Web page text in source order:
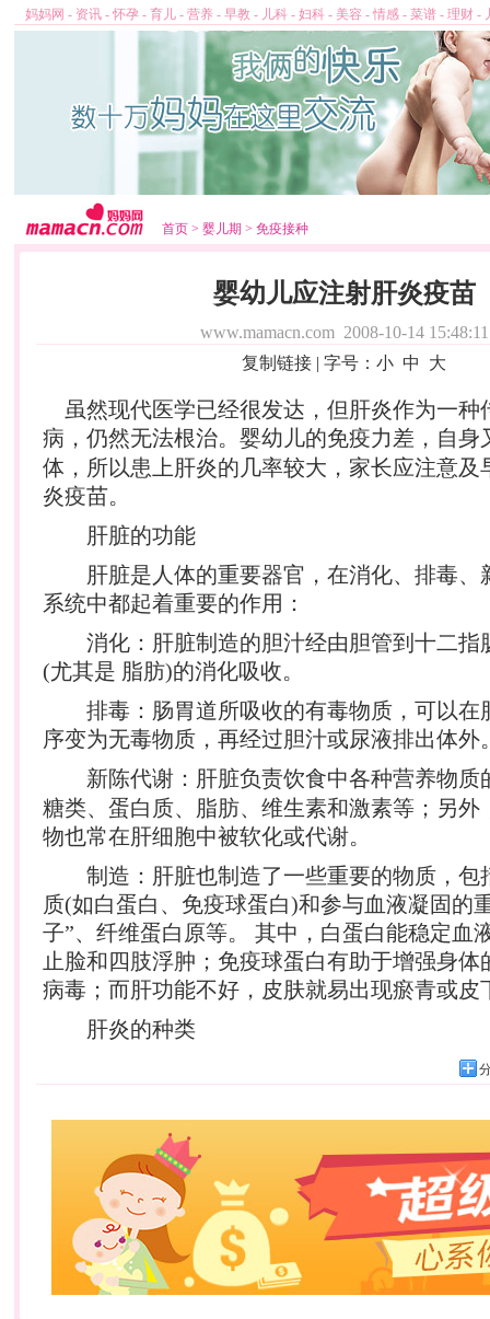
妈妈网 - 资讯 - 怀孕 - 育儿 - 营养 - 早教 - 儿科 - 妇科 - 美容 - 情感 - 菜谱 - 理财 -
首页 > 婴儿期 > 免疫接种
婴幼儿应注射肝炎疫苗
www.mamacn.com 2008-10-14 15:48:11
复制链接 | 字号： 小 中 大
虽然现代医学已经很发达，但肝炎作为一种
病，仍然无法根治。婴幼儿的免疫力差，自身
体，所以患上肝炎的几率较大，家长应注意及
炎疫苗。
肝脏的功能
肝脏是人体的重要器官，在消化、排毒、
系统中都起着重要的作用：
消化：肝脏制造的胆汁经由胆管到十二指
(尤其是 脂肪)的消化吸收。
排毒：肠胃道所吸收的有毒物质，可以在
序变为无毒物质，再经过胆汁或尿液排出体外
新陈代谢：肝脏负责饮食中各种营养物质
糖类、蛋白质、脂肪、维生素和激素等；另外
物也常在肝细胞中被软化或代谢。
制造：肝脏也制造了一些重要的物质，包
质(如白蛋白、免疫球蛋白)和参与血液凝固的
子”、纤维蛋白原等。 其中，白蛋白能稳定血
止脸和四肢浮肿；免疫球蛋白有助于增强身体
病毒；而肝功能不好，皮肤就易出现瘀青或皮
肝炎的种类